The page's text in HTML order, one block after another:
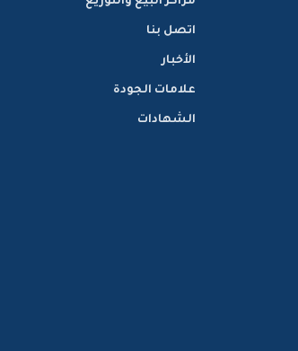
اتصل بنا
الأخبار
علامات الجودة
الشهادات